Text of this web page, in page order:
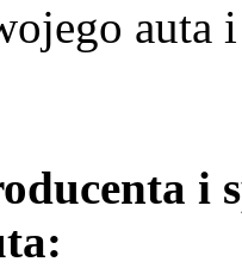
auta
i